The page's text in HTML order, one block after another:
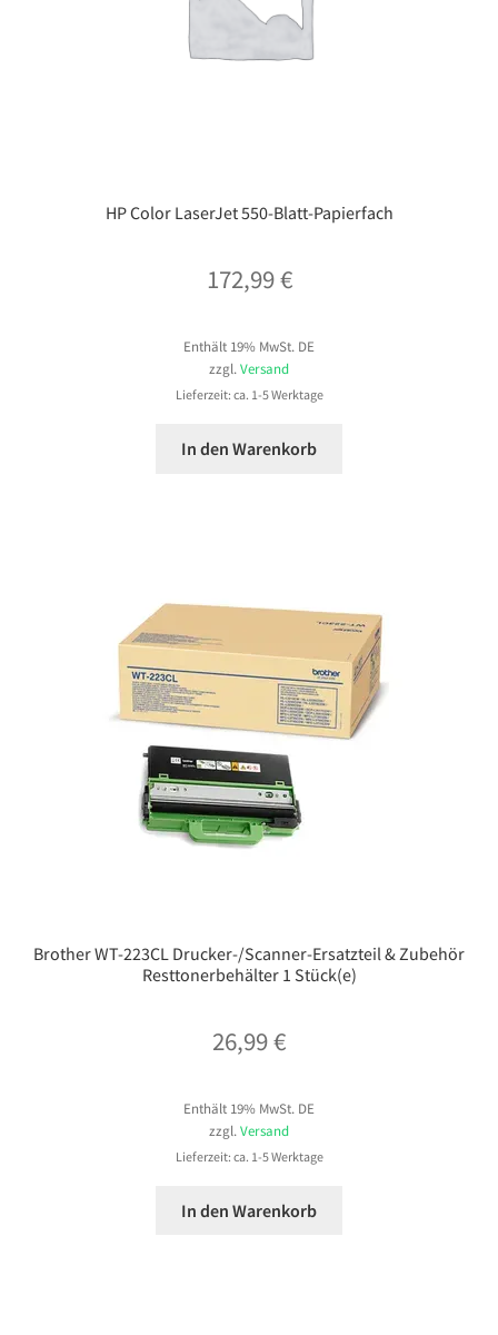
HP Color LaserJet 550-Blatt-Papierfach
172,99€
Enthält 19% MwSt. DE
zzgl.Versand
Lieferzeit: ca. 1-5 Werktage
In den Warenkorb
Brother WT-223CL Drucker-/Scanner-Ersatzteil & Zubehör
Resttonerbehälter 1 Stück(e)
26,99€
Enthält 19% MwSt. DE
zzgl. Versand
Lieferzeit: ca. 1-5 Werktage
In den Warenkorb